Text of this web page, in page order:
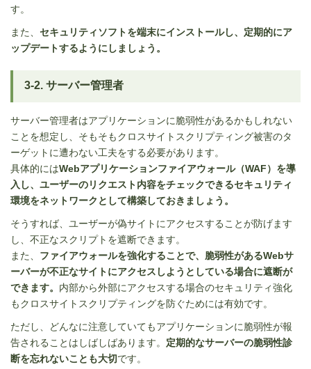
す。
また、 セキュリティソフトを端末にインストールし、定期的にア
ップデートするようにしましょう。
3-2. サーバー管理者
サーバー管理者はアプリケーションに脆弱性があるかもしれない
ことを想定し、そもそもクロスサイトスクリプティング被害のタ
ーゲットに遭わない工夫をする必要があります。
具体的にはWebアプリケーションファイアウォール（WAF）を導
入し、ユーザーのリクエスト内容をチェックできるセキュリティ
環境をネットワークとして構築しておきましょう。
そうすれば、ユーザーが偽サイトにアクセスすることが防げます
し、不正なスクリプトを遮断できます。
また、 ファイアウォールを強化することで、脆弱性があるWebサ
ーバーが不正なサイトにアクセスしようとしている場合に遮断が
できます。 内部から外部にアクセスする場合のセキュリティ強化
もクロスサイトスクリプティングを防ぐためには有効です。
ただし、どんなに注意していてもアプリケーションに脆弱性が報
告されることはしばしばあります。 定期的なサーバーの脆弱性診
断を忘れないことも大切です。